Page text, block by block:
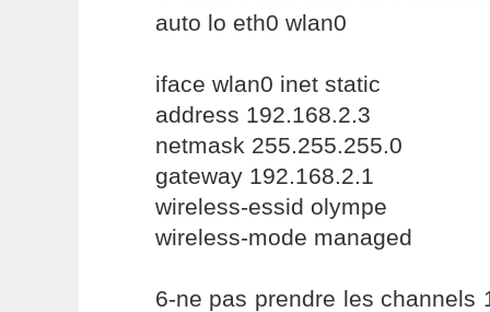
auto lo eth0 wlan0
iface wlan0 inet static
address 192.168.2.3
netmask 255.255.255.0
gateway 192.168.2.1
wireless-essid olympe
wireless-mode managed
6-ne pas prendre les channels